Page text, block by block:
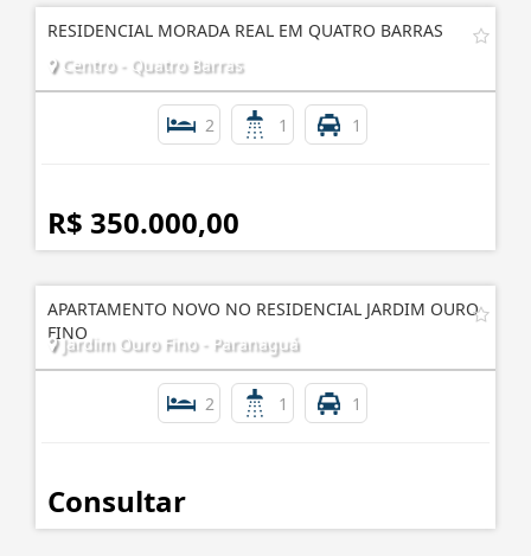
RESIDENCIAL MORADA REAL EM QUATRO BARRAS
Centro - Quatro Barras
2 1 1
R$ 350.000,00
APARTAMENTO NOVO NO RESIDENCIAL JARDIM OURO
FINO
Jardim Ouro Fino - Paranaguá
2 1 1
Consultar